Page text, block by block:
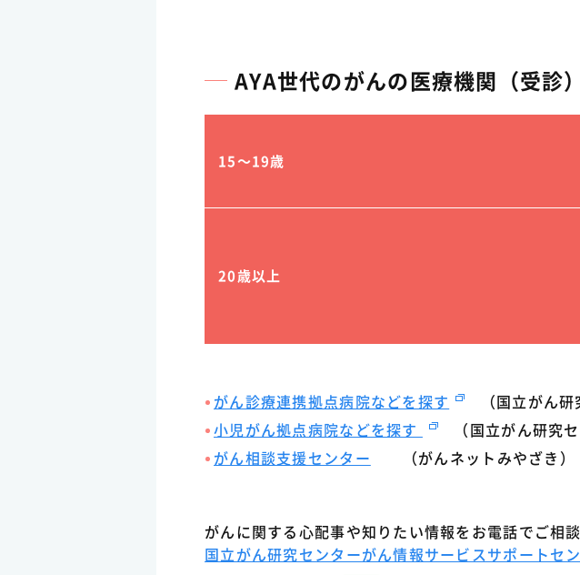
AYA世代のがんの医療機関（受診
15～19歳
20歳以上
がん診療連携拠点病院などを探す
（国立がん研
小児がん拠点病院などを探す
（国立がん研究
がん相談支援センター
（がんネットみやざき）
がんに関する心配事や知りたい情報をお電話でご相談
国立がん研究センターがん情報サービスサポートセ